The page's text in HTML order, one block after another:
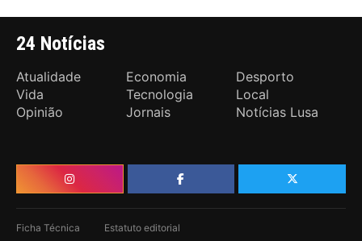
24 Notícias
Atualidade Economia
Desporto
Vida
Tecnologia
Local
Opinião
Jornais Notícias Lusa
Ficha Técnica Estatuto editorial